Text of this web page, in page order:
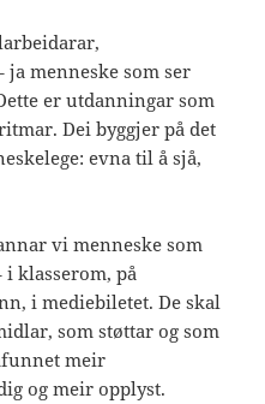
menneske som ser
er utdanningar som
Dei byggjer på det
evna til å sjå,
vi menneske som
i klasserom, på
i mediebiletet. De skal
som støttar og som
meir
og meir opplyst.